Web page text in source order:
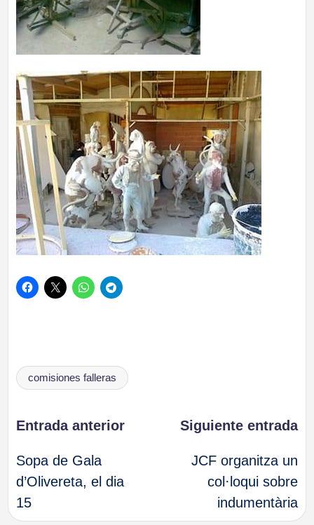
Etiquetas:
comisiones falleras
Navegación
de
entradas
Entrada anterior
Sopa de Gala
d’Olivereta, el dia
15
Siguiente entrada
JCF organitza un
col·loqui sobre
indumentària